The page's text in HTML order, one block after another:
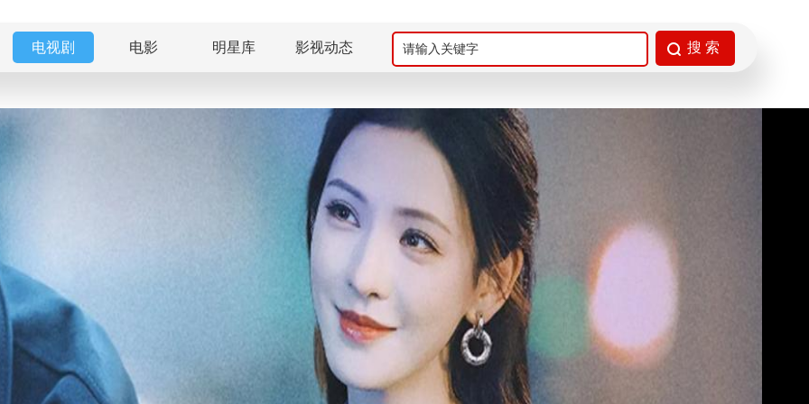
电视剧 电影 明星库 影视动态